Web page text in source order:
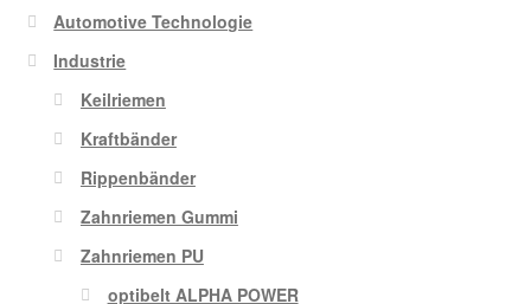
Automotive Technologie
Industrie
Keilriemen
Kraftbänder
Rippenbänder
Zahnriemen Gummi
Zahnriemen PU
optibelt ALPHA POWER